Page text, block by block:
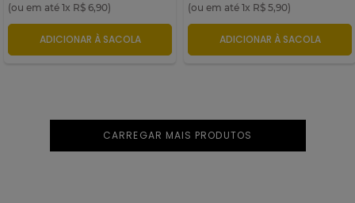
(ou em até 1x R$ 6,90)
ADICIONAR À SACOLA
(ou em até 1x R$ 5,90)
ADICIONAR À SACOLA